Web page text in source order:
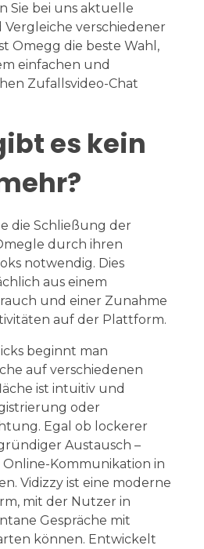
Sie bei uns aktuelle
verschiedener
Omegg die beste Wahl,
einfachen und
Zufallsvideo-Chat
es kein
die Schließung der
durch ihren
notwendig. Dies
aus einem
und einer Zunahme
auf der Plattform.
beginnt man
auf verschiedenen
ist intuitiv und
oder
Egal ob lockerer
Austausch –
Kommunikation in
Vidizzy ist eine moderne
mit der Nutzer in
Gespräche mit
können. Entwickelt